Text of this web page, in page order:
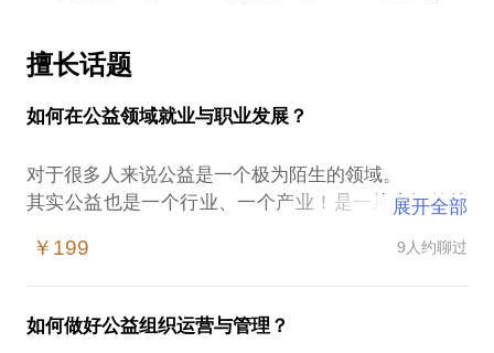
擅长话题
如何在公益领域就业与职业发展？
对于很多人来说公益是一个极为陌生的领域。
其实公益也是一个行业、一个产业！是一片广阔的就
我自2003年进入公益慈善行业，至今已有13年。我可
政府、企业、社会组织的之间的关系梳理；
公益就业需要什么样的能力；
展开全部
￥199 9人约聊过
如何做好公益组织运营与管理？